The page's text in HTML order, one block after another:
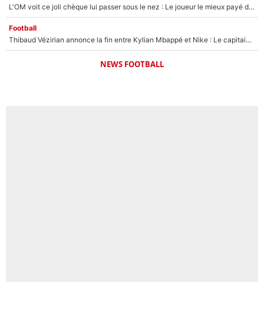
L'OM voit ce joli chèque lui passer sous le nez : Le joueur le mieux payé du club refuse de partir, son transfert est annulé à la dernière minute !
Football
Thibaud Vézirian annonce la fin entre Kylian Mbappé et Nike : Le capitaine de l'équipe de France lui répond sur Instagram !
NEWS FOOTBALL